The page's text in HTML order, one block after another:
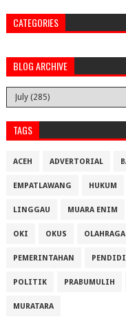
CATEGORIES
BLOG ARCHIVE
TAGS
ACEH ADVERTORIAL
EMPATLAWANG HUKUM
LINGGAU MUARA ENIM
OKI OKUS OLAHRAGA
PEMERINTAHAN
POLITIK PRABUMULIH
MURATARA